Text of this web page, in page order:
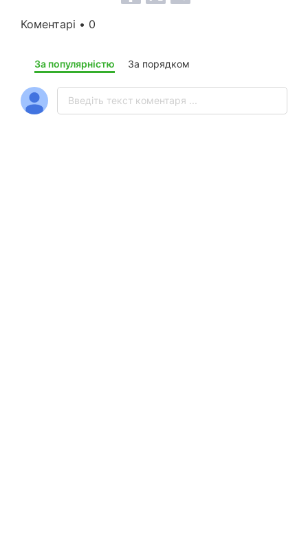
Коментарі • 0
За популярністю За порядком